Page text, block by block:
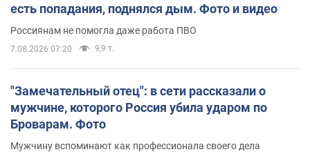
есть попадания, поднялся дым. Фото и видео
Россиянам не помогла даже работа ПВО
7.08.2026 07:20 9,9 т.
"Замечательный отец": в сети рассказали о
мужчине, которого Россия убила ударом по
Броварам. Фото
Мужчину вспоминают как профессионала своего дела